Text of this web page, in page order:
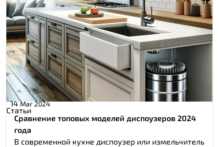
14 Mar 2024
Статьи
Сравнение топовых моделей диспоузеров 2024
года
В современной кухне диспоузер или измельчитель